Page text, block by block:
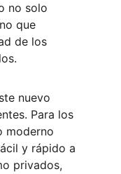
no solo
que
de los
nuevo
Para los
moderno
y rápido a
privados,